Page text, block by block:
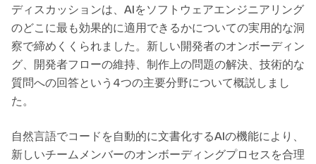
ディスカッションは、AIをソフトウェアエンジニアリング
のどこに最も効果的に適用できるかについての実用的な洞
察で締めくくられました。新しい開発者のオンボーディン
グ、開発者フローの維持、制作上の問題の解決、技術的な
質問への回答という4つの主要分野について概説しまし
た。
自然言語でコードを自動的に文書化するAIの機能により、
新しいチームメンバーのオンボーディングプロセスを合理